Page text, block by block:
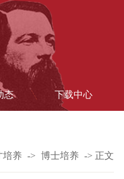
态 下载中心
培养 -> 博士培养 -> 正文